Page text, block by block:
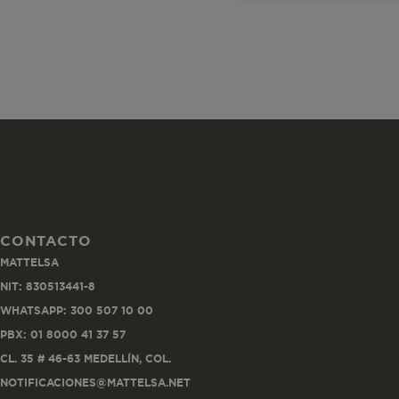
CONTACTO
MATTELSA
NIT: 830513441-8
WHATSAPP: 300 507 10 00
PBX: 01 8000 41 37 57
CL. 35 # 46-63 MEDELLÍN, COL.
NOTIFICACIONES@MATTELSA.NET
a zonas
navegador,
información